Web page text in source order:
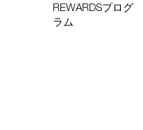
REWARDSプログ
ラム